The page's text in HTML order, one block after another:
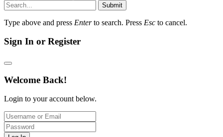
Submit
Type above and press Enterto search. Press Esc to cancel.
Sign In or Register
Welcome Back!
Login to your account below.